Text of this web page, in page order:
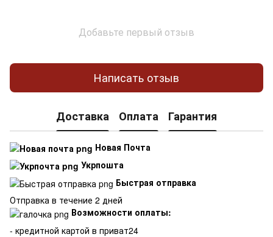
Добавьте первый отзыв
Написать отзыв
Доставка Оплата Гарантия
Новая Почта
Укрпошта
Быстрая отправка
Отправка в течение 2 дней
Возможности оплаты:
- кредитной картой в приват24